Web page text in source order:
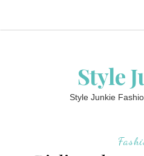
Style
Style Junkie